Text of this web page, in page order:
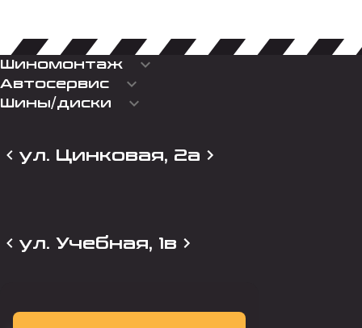
Шиномонтаж keyboard_arrow_down
Автосервис keyboard_arrow_down
Шины/диски keyboard_arrow_down
ул. Цинковая, 2а
ул. Учебная, 1в